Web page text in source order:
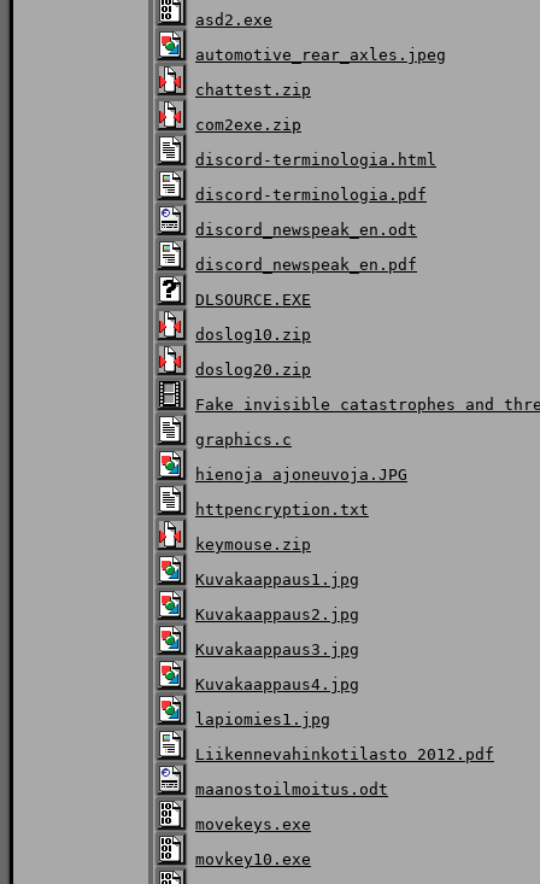
asd2.exe
automotive_rear_axles.jpeg
chattest.zip
com2exe.zip
discord-terminologia.html
discord-terminologia.pdf
discord_newspeak_en.odt
discord_newspeak_en.pdf
DLSOURCE.EXE
doslog10.zip
doslog20.zip
Fake invisible catastrophes and
graphics.c
hienoja ajoneuvoja.JPG
httpencryption.txt
keymouse.zip
Kuvakaappaus1.jpg
Kuvakaappaus2.jpg
Kuvakaappaus3.jpg
Kuvakaappaus4.jpg
lapiomies1.jpg
Liikennevahinkotilasto 2012.pdf
maanostoilmoitus.odt
movekeys.exe
movkey10.exe